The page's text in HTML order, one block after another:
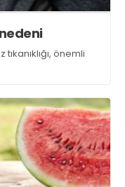
nedeni
önemli